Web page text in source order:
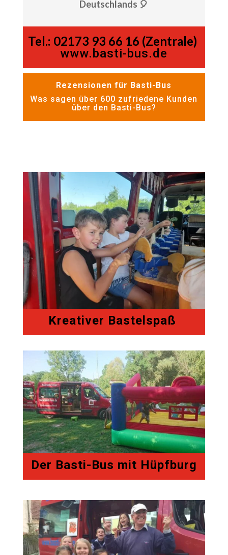
Deutschlands 🎈
Tel.: 02173 93 66 16 (Zentrale)
www.basti-bus.de
Rezensionen für Basti-Bus
Was sagen über 600 zufriedene Kunden
über den Basti-Bus?
Kreativer Bastelspaß
Der Basti-Bus mit Hüpfburg